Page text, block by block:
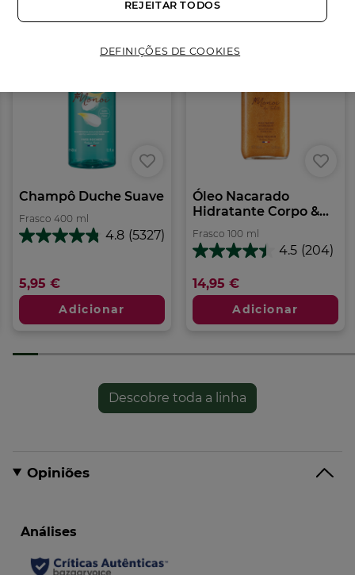
• Fórmula facilmente biodegradável
• Embalagem eco-concebida feita em plástico 100%
Champô Duche Suave
Frasco 400 ml
4.8 (5327)
4.8
estrelas.
5327
análises
5,95 €
Adicionar
Óleo Nacarado
Hidratante Corpo &...
Frasco 100 ml
4.5 (204)
4.5
5
estrelas.
análises
14,95 €
Adicionar
Descobre toda a linha
Opiniões
DEFINIÇÕES DE COOKIES
REJEITAR TODOS